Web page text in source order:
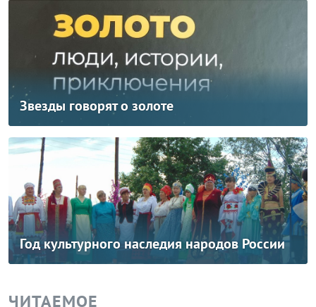
Звезды говорят о золоте
Год культурного наследия народов России
ЧИТАЕМОЕ